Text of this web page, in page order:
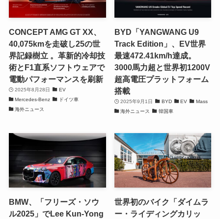
CONCEPT AMG GT XX、
40,075kmを走破し25の世
界記録樹立 。革新的冷却技
術とF1直系ソフトウェアで
電動パフォーマンスを刷新
2025年8月28日
EV
Mercedes-Benz
ドイツ車
海外ニュース
BYD「YANGWANG U9
Track Edition」、EV世界
最速472.41km/h達成。
3000馬力超と世界初1200V
超高電圧プラットフォーム
搭載
2025年9月1日 BYD EV
Mass
海外ニュース
韓国車
BMW、「フリーズ・ソウ
ル2025」でLee Kun-Yong
世界初のバイク「ダイムラ
ー・ライディングカリッ